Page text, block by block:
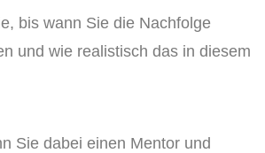
bis wann Sie die Nachfolge
und wie realistisch das in diesem
Sie dabei einen Mentor und